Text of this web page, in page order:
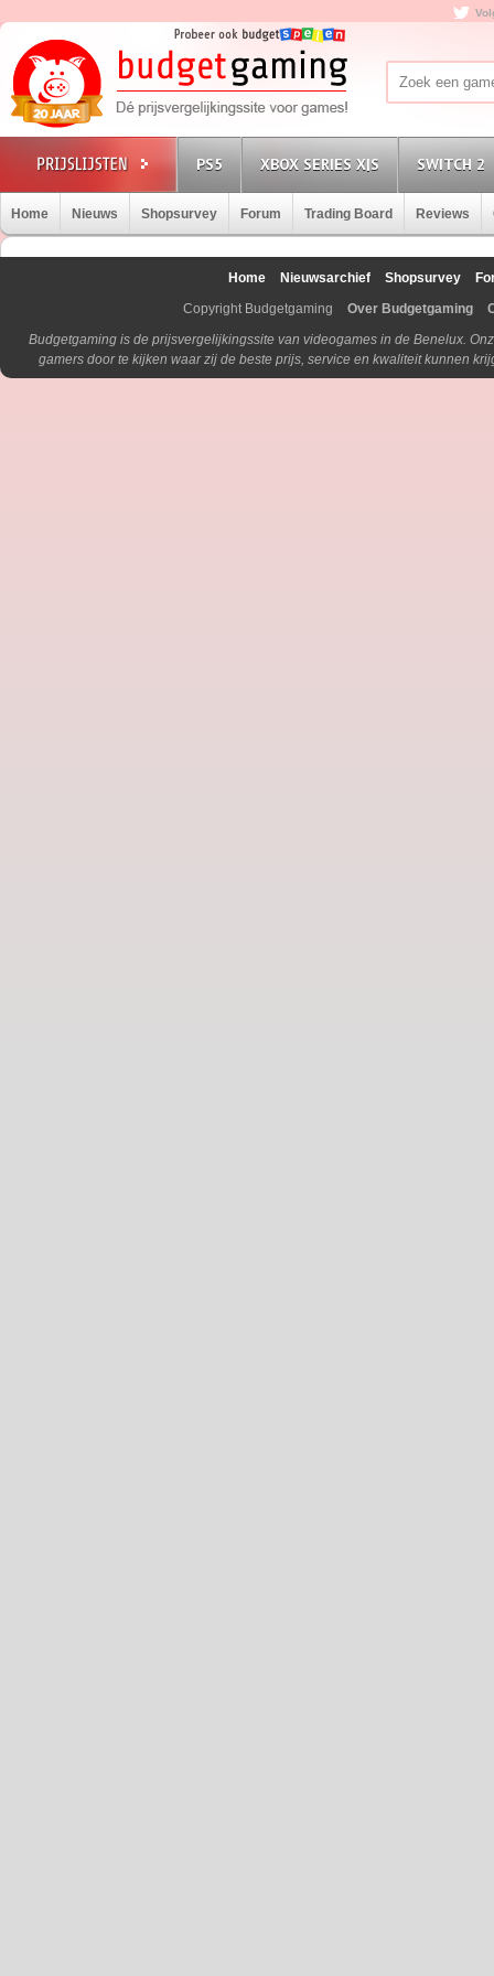
PS5 XBOX SERIES X|S SWITCH 2
Home Nieuws Shopsurvey Forum Trading Board Reviews
Home Nieuwsarchief Shopsurvey
Copyright Budgetgaming
Over Budgetgaming
Budgetgaming is de prijsvergelijkingssite van videogames in de Benelux.
gamers door te kijken waar zij de beste prijs, service en kwaliteit kunnen